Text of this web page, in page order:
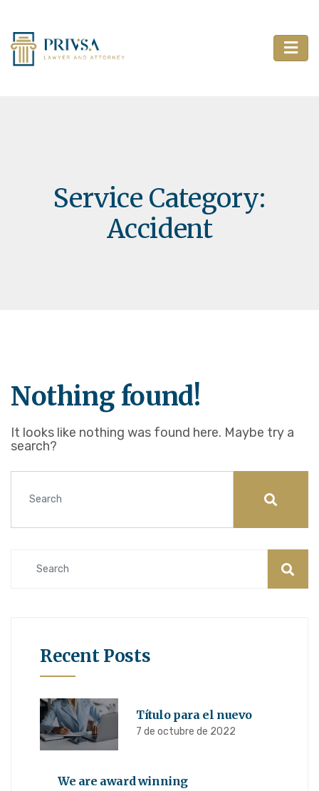
Service Category:
Accident
Nothing found!
It looks like nothing was found here. Maybe try a
search?
Recent Posts
Título para el nuevo
7 de octubre de 2022
We are award winning